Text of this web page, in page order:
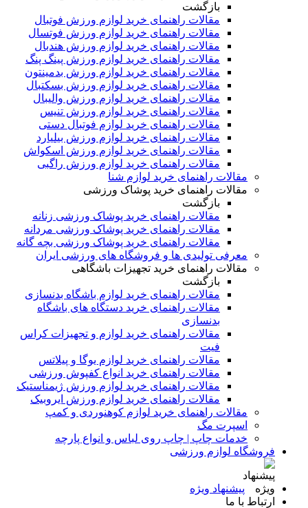
بازگشت
مقالات راهنمای خرید لوازم ورزش فوتبال
مقالات راهنمای خرید لوازم ورزش فوتسال
مقالات راهنمای خرید لوازم ورزش هندبال
مقالات راهنمای خرید لوازم ورزش پینگ پنگ
مقالات راهنمای خرید لوازم ورزش بدمینتون
مقالات راهنمای خرید لوازم ورزش بسکتبال
مقالات راهنمای خرید لوازم ورزش والیبال
مقالات راهنمای خرید لوازم ورزش تنیس
مقالات راهنمای خرید لوازم فوتبال دستی
مقالات راهنمای خرید لوازم ورزش بیلیارد
مقالات راهنمای خرید لوازم ورزش اسکواش
مقالات راهنمای خرید لوازم ورزش راگبی
مقالات راهنمای خرید لوازم شنا
مقالات راهنمای خرید پوشاک ورزشی
بازگشت
مقالات راهنمای خرید پوشاک ورزشی زنانه
مقالات راهنمای خرید پوشاک ورزشی مردانه
مقالات راهنمای خرید پوشاک ورزشی بچه گانه
معرفی تولیدی ها و فروشگاه های ورزشی ایران
مقالات راهنمای خرید تجهیزات باشگاهی
بازگشت
مقالات راهنمای خرید لوازم باشگاه بدنسازی
مقالات راهنمای خرید دستگاه های باشگاه
بدنسازی
مقالات راهنمای خرید لوازم و تجهیزات کراس
فیت
مقالات راهنمای خرید لوازم یوگا و پیلاتس
مقالات راهنمای خرید انواع کفپوش ورزشی
مقالات راهنمای خرید لوازم ورزش ژیمناستیک
مقالات راهنمای خرید لوازم ورزش ایروبیک
مقالات راهنمای خرید لوازم کوهنوردی و کمپ
اسپرت مگ
خدمات چاپ | چاپ روی لباس و انواع پارچه
فروشگاه لوازم ورزشی
پیشنهاد ویژه
ارتباط با ما